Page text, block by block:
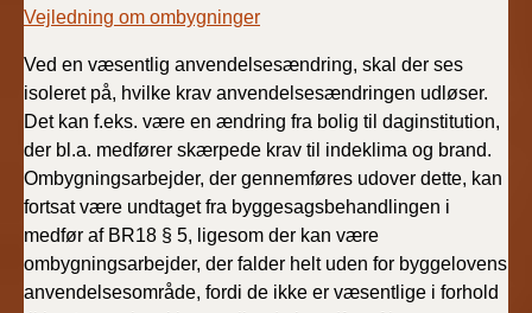
Vejledning om ombygninger
Ved en væsentlig anvendelsesændring, skal der ses
isoleret på, hvilke krav anvendelsesændringen udløser.
Det kan f.eks. være en ændring fra bolig til daginstitution,
der bl.a. medfører skærpede krav til indeklima og brand.
Ombygningsarbejder, der gennemføres udover dette, kan
fortsat være undtaget fra byggesagsbehandlingen i
medfør af BR18 § 5, ligesom der kan være
ombygningsarbejder, der falder helt uden for byggelovens
anvendelsesområde, fordi de ikke er væsentlige i forhold